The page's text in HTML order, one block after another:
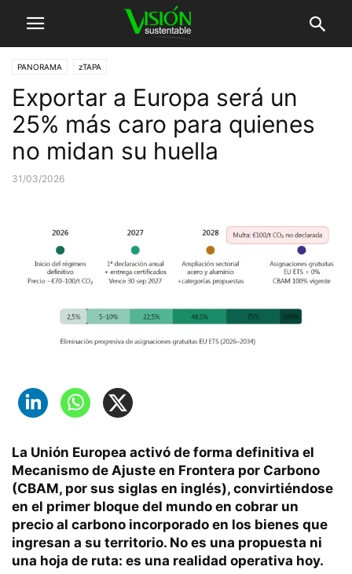
PANORAMA zTAPA
Exportar a Europa será un
25% más caro para quienes
no midan su huella
31/03/2026
La Unión Europea activó de forma definitiva el
Mecanismo de Ajuste en Frontera por Carbono
(CBAM, por sus siglas en inglés), convirtiéndose
en el primer bloque del mundo en cobrar un
precio al carbono incorporado en los bienes que
ingresan a su territorio. No es una propuesta ni
una hoja de ruta: es una realidad operativa hoy.